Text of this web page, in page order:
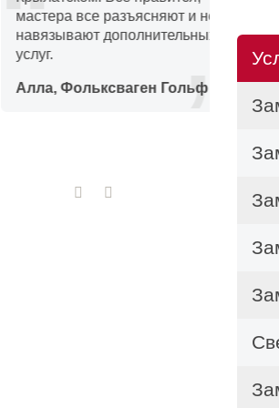
мастера все разъясняют и не
навязывают дополнительных
услуг.
Алла, Фольксваген Гольф